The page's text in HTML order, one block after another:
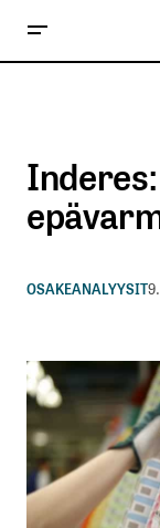
OSAKEANALYYSIT